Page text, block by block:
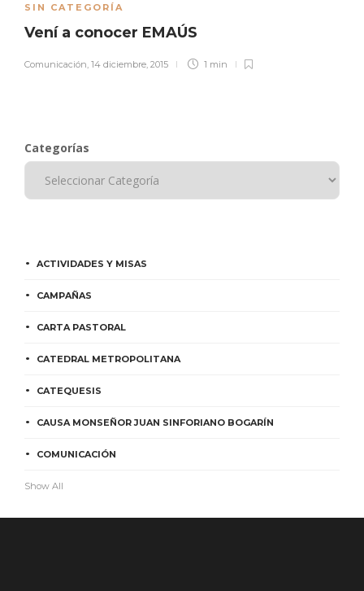
SIN CATEGORÍA
Vení a conocer EMAÚS
Comunicación, 14 diciembre, 2015 1 min
Categorías
ACTIVIDADES Y MISAS
CAMPAÑAS
CARTA PASTORAL
CATEDRAL METROPOLITANA
CATEQUESIS
CAUSA MONSEÑOR JUAN SINFORIANO BOGARÍN
COMUNICACIÓN
Show All